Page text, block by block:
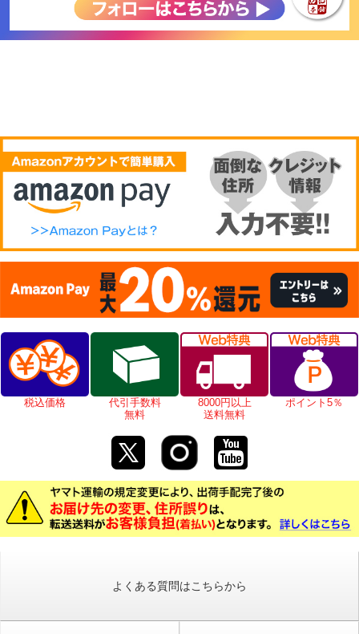
税込価格
代引手数料
無料
8000円以上
送料無料
ポイント5％
よくある質問はこちらから